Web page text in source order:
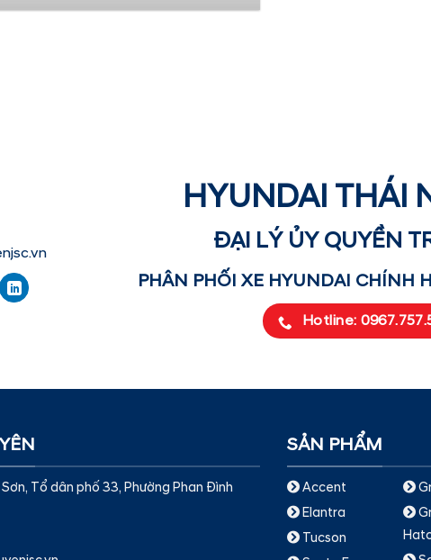
HYUNDAI THÁI
ĐẠI LÝ ỦY QUYỀN
PHÂN PHỐI XE HYUNDAI CHÍNH
Hotline:
Tổ dân phố 33, Phường Phan Đình
SẢN PHẨM
Accent
Elantra
Tucson